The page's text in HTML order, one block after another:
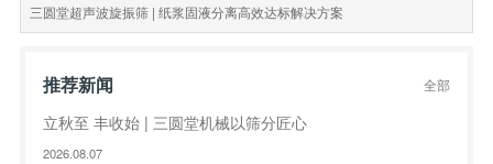
三圆堂超声波旋振筛 | 纸浆固液分离高效达标解决方案
推荐新闻 全部
立秋至 丰收始 | 三圆堂机械以筛分匠心
2026.08.07